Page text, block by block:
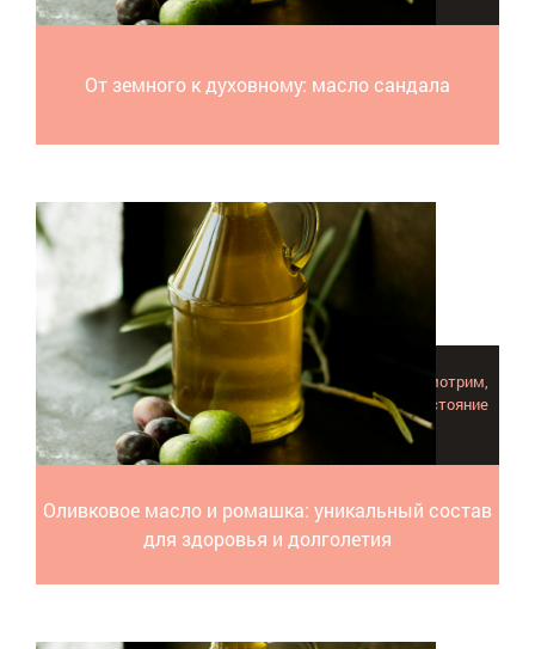
От земного к духовному: масло сандала
Оливковое масло и ромашка: уникальный состав
для здоровья и долголетия
Оливковое масло и ромашка полезы, но давайте посмотрим,
как эта парочка дополняет друг друга и влияет на состояние
кожи, работу мозга, пищеварение.